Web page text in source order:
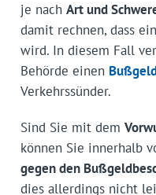
je nach Art und
damit rechnen, dass ein
wird. In diesem Fall
Behörde einen
Verkehrssünder.
Sind Sie mit dem
können Sie innerhalb
gegen den
dies allerdings nicht